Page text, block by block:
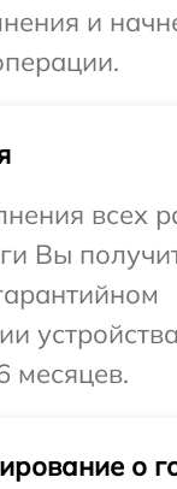
и
всех
Вы
месяцев.
о